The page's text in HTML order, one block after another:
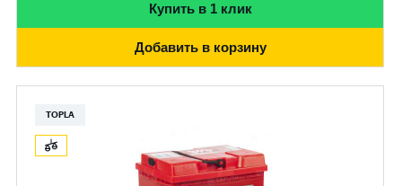
Купить в 1 клик
Добавить в корзину
TOPLA